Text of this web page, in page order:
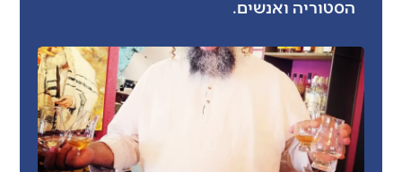
הסטוריה ואנשים.